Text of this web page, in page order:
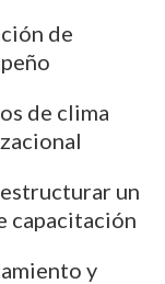
de
de clima
un
capacitación
y